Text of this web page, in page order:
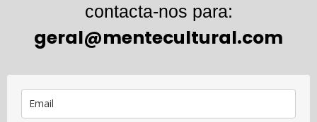
contacta-nos para:
geral@mentecultural.com